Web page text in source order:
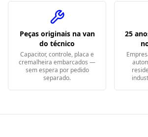
Peças originais na van
do técnico
Capacitor, controle, placa e
cremalheira embarcados —
sem espera por pedido
separado.
25